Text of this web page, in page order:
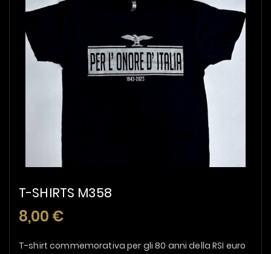
T-SHIRTS M358
8,00 €
T-shirt commemorativa per gli 80 anni della RSI euro